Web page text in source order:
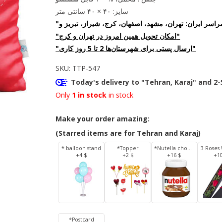
سایز: ۴۰ × ۴۰ سانتی متر
"امکان تحویل همین امروز در تهران و کرج"
"ارسال پستی برای شهرستان‌ها 2 تا 5 روز کاری"
SKU: TTP-547
Today's delivery to "Tehran, Karaj" and
Only 1 in stock in stock
Make your order amazing:
(Starred items are for Tehran and Karaj)
* balloon stand
+4 $
*Topper
+2 $
*Nutella chocolate 350 g
+16 $
*Postcard